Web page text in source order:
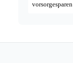
vorsorgesparen